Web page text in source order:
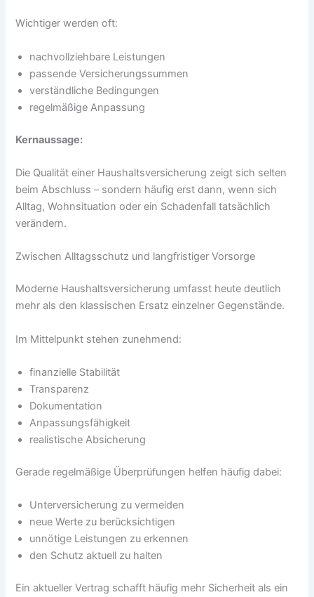
Wichtiger werden oft:
nachvollziehbare Leistungen
passende Versicherungssummen
verständliche Bedingungen
regelmäßige Anpassung
Kernaussage:
Die Qualität einer Haushaltsversicherung zeigt sich selten
beim Abschluss – sondern häufig erst dann, wenn sich
Alltag, Wohnsituation oder ein Schadenfall tatsächlich
verändern.
Zwischen Alltagsschutz und langfristiger Vorsorge
Moderne Haushaltsversicherung umfasst heute deutlich
mehr als den klassischen Ersatz einzelner Gegenstände.
Im Mittelpunkt stehen zunehmend:
finanzielle Stabilität
Transparenz
Dokumentation
Anpassungsfähigkeit
realistische Absicherung
Gerade regelmäßige Überprüfungen helfen häufig dabei:
Unterversicherung zu vermeiden
neue Werte zu berücksichtigen
unnötige Leistungen zu erkennen
den Schutz aktuell zu halten
Ein aktueller Vertrag schafft häufig mehr Sicherheit als ein